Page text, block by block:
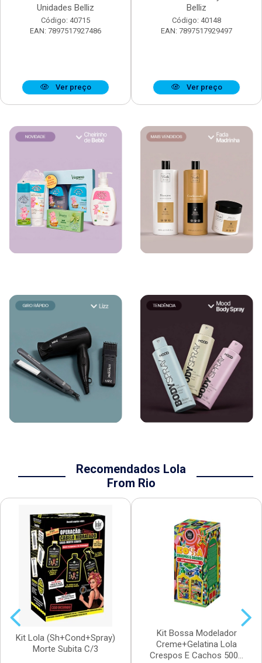
Unidades Belliz
Código: 40715
EAN: 7897517927486
Ver preço
Belliz
Código: 40148
EAN: 7897517929497
Ver preço
Recomendados Lola
From Rio
Kit Lola (Sh+Cond+Spray)
Morte Subita C/3
Kit Bossa Modelador
Creme+Gelatina Lola
Crespos E Cachos 500...